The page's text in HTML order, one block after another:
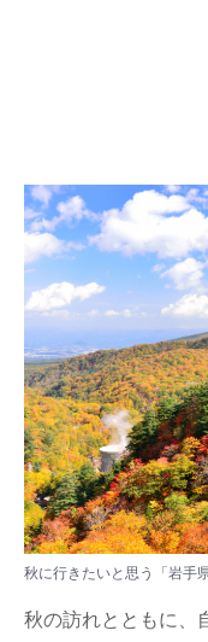
秋に行きたいと思う「岩手
秋の訪れとともに、